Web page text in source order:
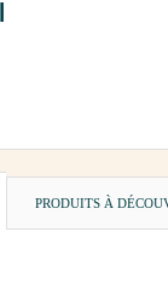
PRODUITS À